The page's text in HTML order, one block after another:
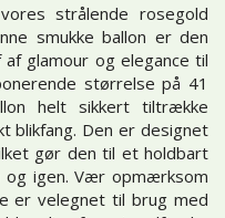
strålende rosegold
smukke ballon er den
glamour og elegance til
størrelse på 41
helt sikkert tiltrække
blikfang. Den er designet
gør den til et holdbart
og igen. Vær opmærksom
er velegnet til brug med